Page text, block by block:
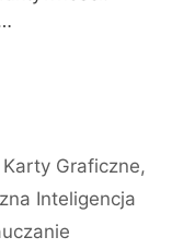
Karty Graficzne,
Inteligencja